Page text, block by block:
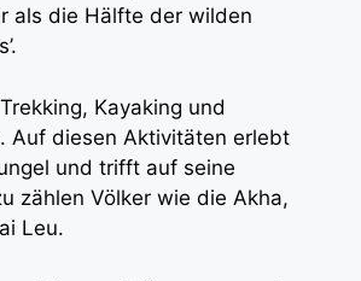
als die Hälfte der wilden
Kayaking und
Auf diesen Aktivitäten erlebt
und trifft auf seine
zählen Völker wie die Akha,
Leu.